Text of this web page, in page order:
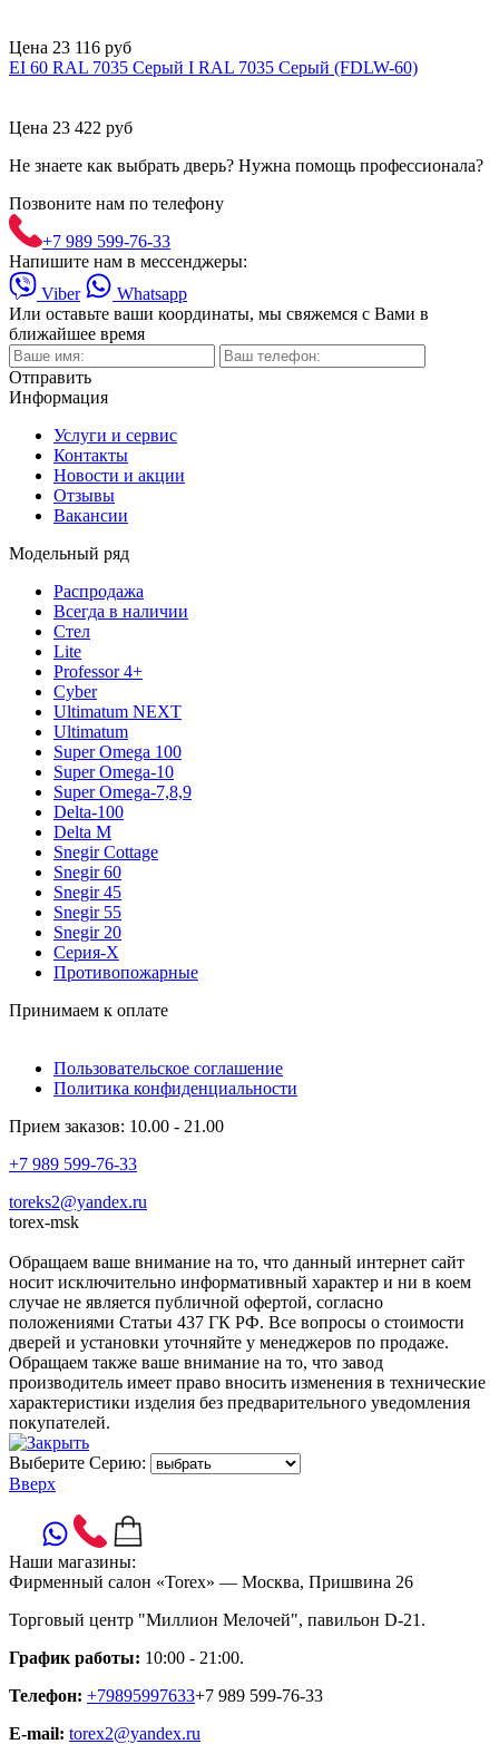
Цена 23 116 руб
EI 60 RAL 7035 Серый I RAL 7035 Серый (FDLW-60)
Цена 23 422 руб
Не знаете как выбрать дверь? Нужна помощь профессионала?
Позвоните нам по телефону
+7 989 599-76-33
Напишите нам в мессенджеры:
Viber
Whatsapp
Или оставьте ваши координаты, мы свяжемся с Вами в
ближайшее время
Отправить
Информация
Услуги и сервис
Контакты
Новости и акции
Отзывы
Вакансии
Модельный ряд
Распродажа
Всегда в наличии
Стел
Lite
Professor 4+
Cyber
Ultimatum NEXT
Ultimatum
Super Omega 100
Super Omega-10
Super Omega-7,8,9
Delta-100
Delta M
Snegir Cottage
Snegir 60
Snegir 45
Snegir 55
Snegir 20
Серия-X
Противопожарные
Принимаем к оплате
Пользовательское соглашение
Политика конфиденциальности
Прием заказов: 10.00 - 21.00
+7 989 599-76-33
toreks2@yandex.ru
torex-msk
Обращаем ваше внимание на то, что данный интернет сайт
носит исключительно информативный характер и ни в коем
случае не является публичной офертой, согласно
положениями Статьи 437 ГК РФ. Все вопросы о стоимости
дверей и установки уточняйте у менеджеров по продаже.
Обращаем также ваше внимание на то, что завод
производитель имеет право вносить изменения в технические
характеристики изделия без предварительного уведомления
покупателей.
Выберите Серию:
Вверх
Наши магазины:
Фирменный салон «Torex» — Москва, Пришвина 26
Торговый центр "Миллион Мелочей", павильон D-21.
График работы: 10:00 - 21:00.
Телефон: +79895997633+7 989 599-76-33
E-mail: torex2@yandex.ru